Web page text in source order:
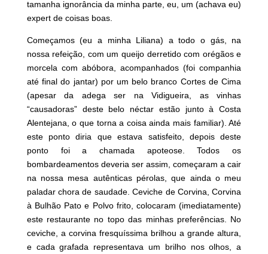
tamanha ignorância da minha parte, eu, um (achava eu)
expert de coisas boas.
Começamos (eu a minha Liliana) a todo o gás, na
nossa refeição, com um queijo derretido com orégãos e
morcela com abóbora, acompanhados (foi companhia
até final do jantar) por um belo branco Cortes de Cima
(apesar da adega ser na Vidigueira, as vinhas
“causadoras” deste belo néctar estão junto à Costa
Alentejana, o que torna a coisa ainda mais familiar). Até
este ponto diria que estava satisfeito, depois deste
ponto foi a chamada apoteose. Todos os
bombardeamentos deveria ser assim, começaram a cair
na nossa mesa autênticas pérolas, que ainda o meu
paladar chora de saudade. Ceviche de Corvina, Corvina
à Bulhão Pato e Polvo frito, colocaram (imediatamente)
este restaurante no topo das minhas preferências. No
ceviche, a corvina fresquíssima brilhou a grande altura,
e cada grafada representava um brilho nos olhos, a